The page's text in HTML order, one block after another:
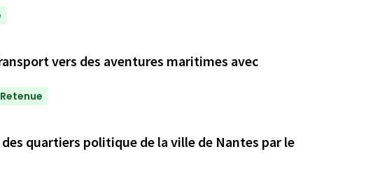
vers des aventures maritimes avec
Retenue
quartiers politique de la ville de Nantes par le